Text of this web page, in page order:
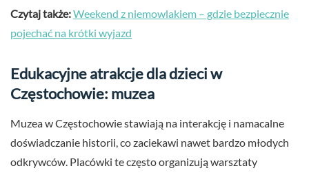
Czytaj także:Weekend z niemowlakiem – gdzie bezpiecznie
pojechać na krótki wyjazd
Edukacyjne atrakcje dla dzieci w
Częstochowie: muzea
Muzea w Częstochowie stawiają na interakcję i namacalne
doświadczanie historii, co zaciekawi nawet bardzo młodych
odkrywców. Placówki te często organizują warsztaty